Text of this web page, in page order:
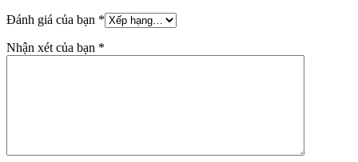
Đánh giá của bạn *
Nhận xét của bạn *